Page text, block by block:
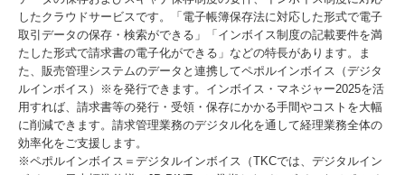
したクラウドサービスです。「電子帳簿保存法に対応した形式で電子
取引データの保存・検索ができる」「インボイス制度の記載要件を満
たした形式で請求書の電子化ができる」などの特長があります。ま
た、販売管理システムのデータと連携してペポルインボイス（デジタ
ルインボイス）※を発行できます。インボイス・マネジャー2025を活
用すれば、請求書等の発行・受領・保存にかかる手間やコストを大幅
に削減できます。請求管理業務のデジタル化を通して経理業務全体の
効率化をご支援します。
※ペポルインボイス＝デジタルインボイス（TKCでは、デジタルイン